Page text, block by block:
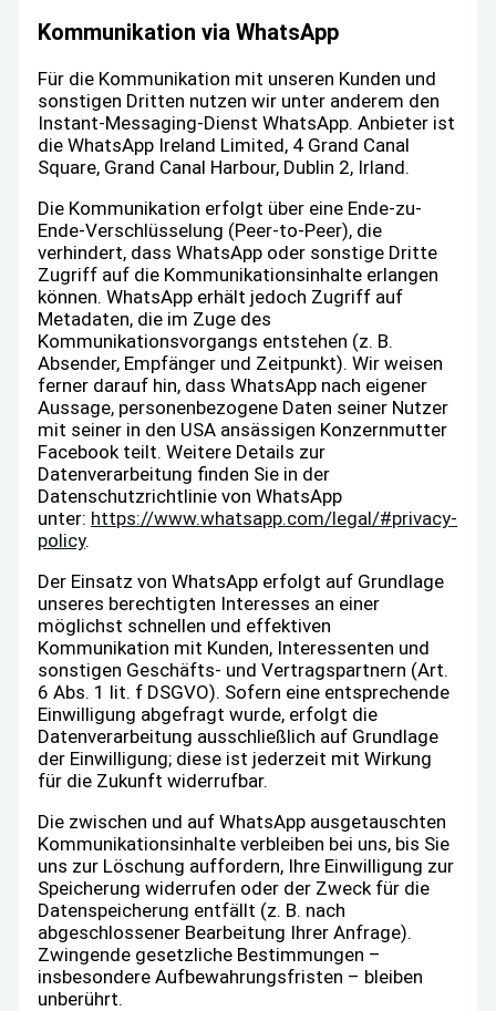
Kommunikation via WhatsApp
Für die Kommunikation mit unseren Kunden und
sonstigen Dritten nutzen wir unter anderem den
Instant-Messaging-Dienst WhatsApp. Anbieter ist
die WhatsApp Ireland Limited, 4 Grand Canal
Square, Grand Canal Harbour, Dublin 2, Irland.
Die Kommunikation erfolgt über eine Ende-zu-
Ende-Verschlüsselung (Peer-to-Peer), die
verhindert, dass WhatsApp oder sonstige Dritte
Zugriff auf die Kommunikationsinhalte erlangen
können. WhatsApp erhält jedoch Zugriff auf
Metadaten, die im Zuge des
Kommunikationsvorgangs entstehen (z. B.
Absender, Empfänger und Zeitpunkt). Wir weisen
ferner darauf hin, dass WhatsApp nach eigener
Aussage, personenbezogene Daten seiner Nutzer
mit seiner in den USA ansässigen Konzernmutter
Facebook teilt. Weitere Details zur
Datenverarbeitung finden Sie in der
Datenschutzrichtlinie von WhatsApp
unter: https://www.whatsapp.com/legal/#privacy-
policy.
Der Einsatz von WhatsApp erfolgt auf Grundlage
unseres berechtigten Interesses an einer
möglichst schnellen und effektiven
Kommunikation mit Kunden, Interessenten und
sonstigen Geschäfts- und Vertragspartnern (Art.
6 Abs. 1 lit. f DSGVO). Sofern eine entsprechende
Einwilligung abgefragt wurde, erfolgt die
Datenverarbeitung ausschließlich auf Grundlage
der Einwilligung; diese ist jederzeit mit Wirkung
für die Zukunft widerrufbar.
Die zwischen und auf WhatsApp ausgetauschten
Kommunikationsinhalte verbleiben bei uns, bis Sie
uns zur Löschung auffordern, Ihre Einwilligung zur
Speicherung widerrufen oder der Zweck für die
Datenspeicherung entfällt (z. B. nach
abgeschlossener Bearbeitung Ihrer Anfrage).
Zwingende gesetzliche Bestimmungen –
insbesondere Aufbewahrungsfristen – bleiben
unberührt.